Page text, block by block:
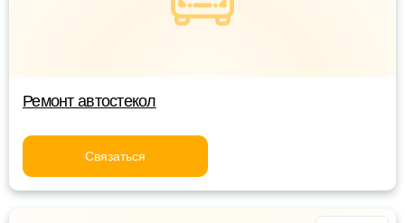
Ремонт автостекол
Связаться